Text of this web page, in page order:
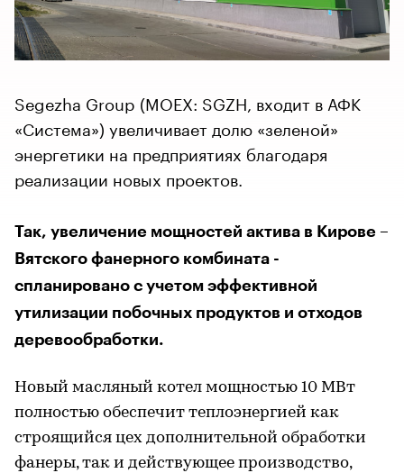
Segezha Group (MOEX: SGZH, входит в АФК
«Система») увеличивает долю «зеленой»
энергетики на предприятиях благодаря
реализации новых проектов.
Так, увеличение мощностей актива в Кирове –
Вятского фанерного комбината -
спланировано с учетом эффективной
утилизации побочных продуктов и отходов
деревообработки.
Новый масляный котел мощностью 10 МВт
полностью обеспечит теплоэнергией как
строящийся цех дополнительной обработки
фанеры, так и действующее производство,